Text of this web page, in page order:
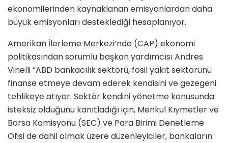
ekonomilerinden kaynaklanan emisyonlardan daha
büyük emisyonları desteklediği hesaplanıyor.
Amerikan İlerleme Merkezi’nde (CAP) ekonomi
politikasından sorumlu başkan yardımcısı Andres
Vinelli “ABD bankacılık sektörü, fosil yakıt sektörünü
finanse etmeye devam ederek kendisini ve gezegeni
tehlikeye atıyor. Sektör kendini yönetme konusunda
isteksiz olduğunu kanıtladığı için, Menkul Kıymetler ve
Borsa Komisyonu (SEC) ve Para Birimi Denetleme
Ofisi de dahil olmak üzere düzenleyiciler, bankaların